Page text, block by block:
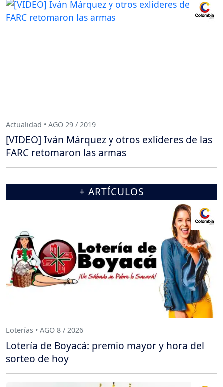
Actualidad • AGO 29 / 2019
[VIDEO] Iván Márquez y otros exlíderes de las
FARC retomaron las armas
+ ARTÍCULOS
Loterías • AGO 8 / 2026
Lotería de Boyacá: premio mayor y hora del
sorteo de hoy